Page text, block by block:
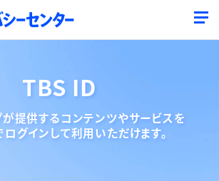
TBS ID
提供するコンテンツやサービスを
グインして利用いただけます。